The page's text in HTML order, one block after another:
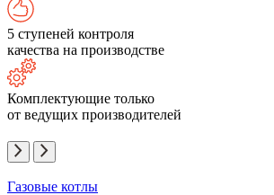
5 ступеней контроля
качества на производстве
Комплектующие только
от ведущих производителей
Газовые котлы